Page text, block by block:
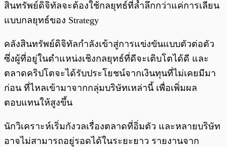
สินทรัพย์ดิจิทัลจะต้องใช้กลยุทธ์ที่ล้ำลึกกว่าแค่การเลียน
แบบกลยุทธ์ของ Strategy
คลังสินทรัพย์ดิจิทัลกำลังเข้าสู่การแข่งขันแบบตัวต่อตัว
ซึ่งผู้ที่อยู่ในตำแหน่งเชิงกลยุทธ์ที่ดีจะเติบโตได้ดี และ
ตลาดคริปโตจะได้รับประโยชน์จากเงินทุนที่ไม่เคยมีมา
ก่อน ที่ไหลเข้ามาจากกลุ่มบริษัทเหล่านี้ เพื่อเพิ่มผล
ตอบแทนให้สูงขึ้น
นักวิเคราะห์เริ่มกังวลเรื่องตลาดที่อิ่มตัว และหลายบริษัท
อาจไม่สามารถอยู่รอดได้ในระยะยาว รายงานจาก